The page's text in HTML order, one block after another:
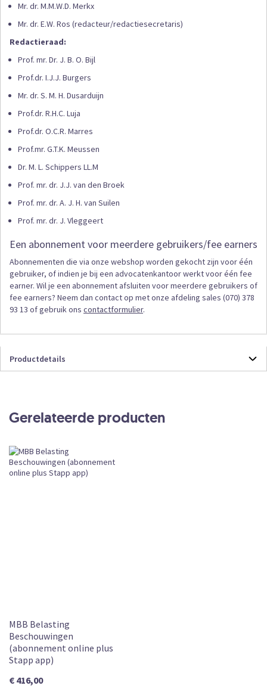
Mr. dr. M.M.W.D. Merkx
Mr. dr. E.W. Ros (redacteur/redactiesecretaris)
Redactieraad:
Prof. mr. Dr. J. B. O. Bijl
Prof.dr. I.J.J. Burgers
Mr. dr. S. M. H. Dusarduijn
Prof.dr. R.H.C. Luja
Prof.dr. O.C.R. Marres
Prof.mr. G.T.K. Meussen
Dr. M. L. Schippers LL.M
Prof. mr. dr. J.J. van den Broek
Prof. mr. dr. A. J. H. van Suilen
Prof. mr. dr. J. Vleggeert
Een abonnement voor meerdere gebruikers/fee earners
Abonnementen die via onze webshop worden gekocht zijn voor één
gebruiker, of indien je bij een advocatenkantoor werkt voor één fee
earner. Wil je een abonnement afsluiten voor meerdere gebruikers of
fee earners? Neem dan contact op met onze afdeling sales (070) 378
93 13 of gebruik ons contactformulier.
Productdetails
Abonnement
Leverbaar
Gerelateerde producten
MBB Belasting
Beschouwingen
(abonnement online plus
Stapp app)
€ 416,00